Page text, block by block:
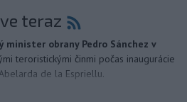
teraz
minister obrany Pedro Sánchez v
teroristickými činmi počas inaugurácie
de la Espriellu.